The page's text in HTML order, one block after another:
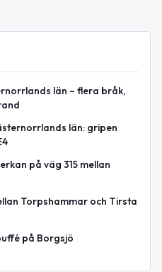
län – flera bråk,
län: gripen
på väg 315 mellan
Torpshammar och Tirsta
på Borgsjö